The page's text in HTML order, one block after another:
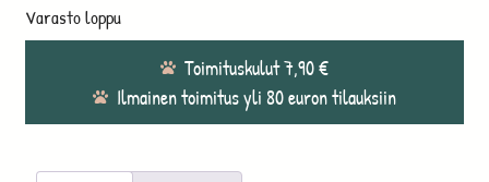
Varasto loppu
Toimituskulut 7,90 €
Ilmainen toimitus yli 80 euron tilauksiin